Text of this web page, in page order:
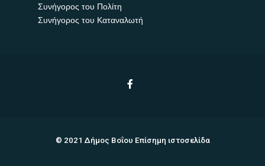
Συνήγορος του Πολίτη
Συνήγορος του Καταναλωτή
© 2021 Δήμος Βοΐου Επίσημη ιστοσελίδα